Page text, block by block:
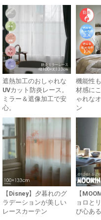
遮熱加工のおしゃれな
UVカット防炎レース。
ミラー＆遮像加工で安
心。
機能性
材感に
ゃれな
ン
【Disney】夕暮れのグ
ラデーションが美しい
レースカーテン
【
ョロと
び心あ